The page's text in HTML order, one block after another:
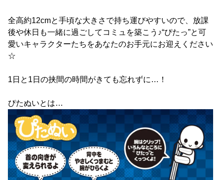
全高約12cmと手頃な大きさで持ち運びやすいので、放課
後や休日も一緒に過ごしてコミュを築こう♪“ぴたっ”と可
愛いキャラクターたちをあなたのお手元にお迎えください
☆
1日と1日の挟間の時間がきても忘れずに…！
ぴたぬいとは…